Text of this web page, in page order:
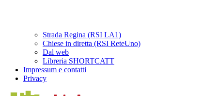
Strada Regina (RSI LA1)
Chiese in diretta (RSI ReteUno)
Dal web
Libreria SHORTCATT
Impressum e contatti
Privacy